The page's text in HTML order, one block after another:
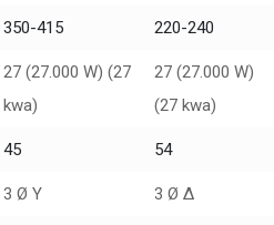
350-415 220-240
27 (27.000 W) (27
kwa)
27 (27.000 W)
(27 kwa)
45 54
3 Ø Y 3 Ø Δ